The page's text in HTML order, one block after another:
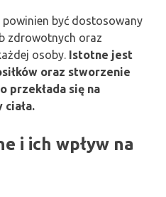
być dostosowany
zdrowotnych oraz
osoby. Istotne jest
oraz stworzenie
przekłada się na
ciała.
i ich wpływ na